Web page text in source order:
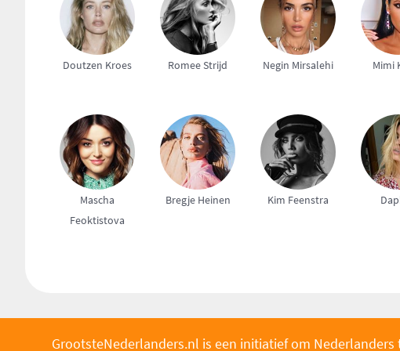
Doutzen Kroes Romee Strijd Negin Mirsalehi Mimi
Mascha
Feoktistova
Bregje Heinen Kim Feenstra
GrootsteNederlanders.nl is een initiatief om